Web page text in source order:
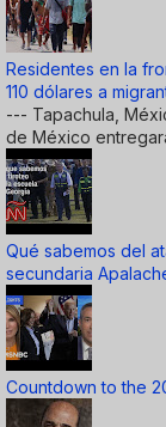
Residentes en la
110 dólares a
--- Tapachula,
de México
Qué sabemos del
secundaria
Countdown to the